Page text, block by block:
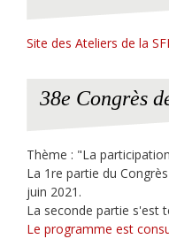
Site des Ateliers de la
38e Congrès
Thème : "La
La 1re partie du
juin 2021.
La seconde partie s'est
Le programme est